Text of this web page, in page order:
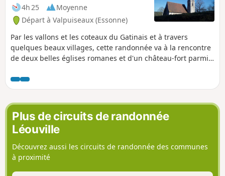
4h 25
Moyenne
Départ à Valpuiseaux (Essonne)
Par les vallons et les coteaux du Gatinais et à travers
quelques beaux villages, cette randonnée va à la rencontre
de deux belles églises romanes et d'un château-fort parmi
Plus de circuits de randonnée
Léouville
Découvrez aussi les circuits de randonnée des communes
à proximité